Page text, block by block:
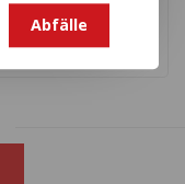
Abfälle